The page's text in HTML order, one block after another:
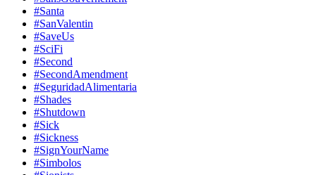
#Santa
#SanValentin
#SaveUs
#SciFi
#Second
#SecondAmendment
#SeguridadAlimentaria
#Shades
#Shutdown
#Sick
#Sickness
#SignYourName
#Simbolos